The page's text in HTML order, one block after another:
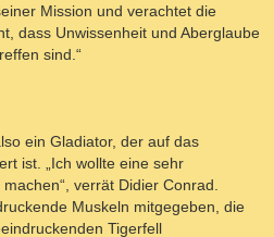
Mission und verachtet die
dass Unwissenheit und Aberglaube
sind.“
ein Gladiator, der auf das
ist. „Ich wollte eine sehr
verrät Didier Conrad.
Muskeln mitgegeben, die
Tigerfell